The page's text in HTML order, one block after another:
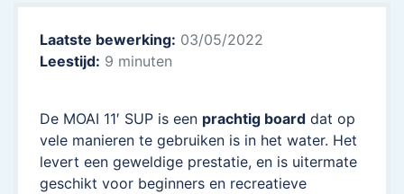
Laatste bewerking: 03/05/2022
Leestijd: 9 minuten
De MOAI 11′ SUP is een prachtig board dat op
vele manieren te gebruiken is in het water. Het
levert een geweldige prestatie, en is uitermate
geschikt voor beginners en recreatieve